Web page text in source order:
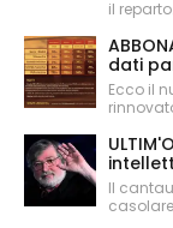
il reparto.
dati
Ecco il
Il